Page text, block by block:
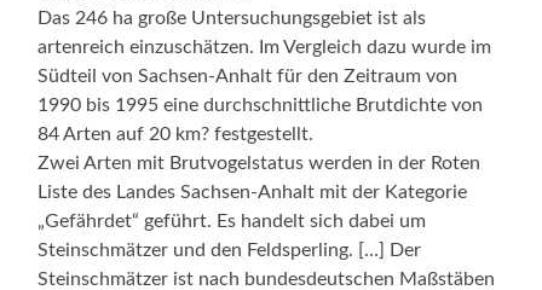
Das 246 ha große Untersuchungsgebiet ist als
artenreich einzuschätzen. Im Vergleich dazu wurde im
Südteil von Sachsen-Anhalt für den Zeitraum von
1990 bis 1995 eine durchschnittliche Brutdichte von
84 Arten auf 20 km? festgestellt.
Zwei Arten mit Brutvogelstatus werden in der Roten
Liste des Landes Sachsen-Anhalt mit der Kategorie
„Gefährdet“ geführt. Es handelt sich dabei um
Steinschmätzer und den Feldsperling. […] Der
Steinschmätzer ist nach bundesdeutschen Maßstäben